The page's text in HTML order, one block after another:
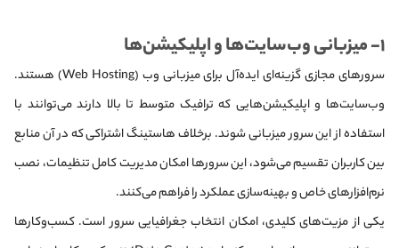
۱- میزبانی وب‌سایت‌ها و اپلیکیشن‌ها
سرورهای مجازی گزینه‌ای ایده‌آل برای میزبانی وب (Web Hosting) هستند.
وب‌سایت‌ها و اپلیکیشن‌هایی که ترافیک متوسط تا بالا دارند می‌توانند با
استفاده از این سرور میزبانی شوند. برخلاف هاستینگ اشتراکی که در آن منابع
بین کاربران تقسیم می‌شود، این سرورها امکان مدیریت کامل تنظیمات، نصب
نرم‌افزارهای خاص و بهینه‌سازی عملکرد را فراهم می‌کنند.
یکی از مزیت‌های کلیدی، امکان انتخاب جغرافیایی سرور است. کسب‌وکارها